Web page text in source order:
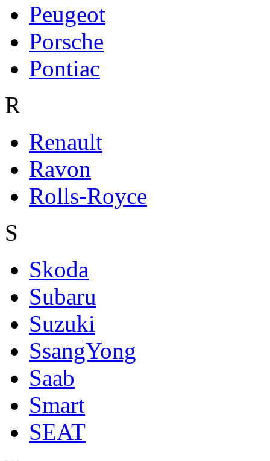
Peugeot
Porsche
Pontiac
R
Renault
Ravon
Rolls-Royce
S
Skoda
Subaru
Suzuki
SsangYong
Saab
Smart
SEAT